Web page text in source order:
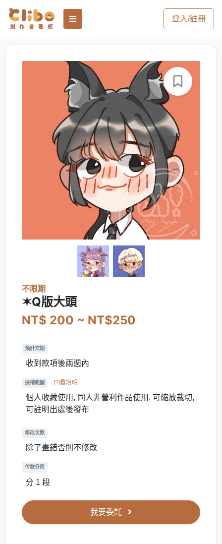
登入/註冊
不限期
✶Q版大頭
NT$ 200 ~ NT$250
預計交期
收到款項後兩週內
授權範圍 [?]看說明
個人收藏使用, 同人非營利作品使用, 可縮放裁切,
可註明出處後發布
修改次數
除了畫錯否則不修改
付款分段
分 1 段
我要委託